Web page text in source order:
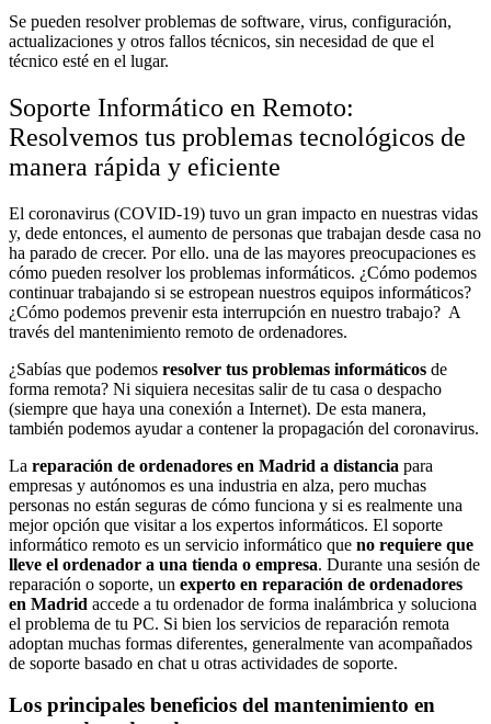
Se pueden resolver problemas de software, virus, configuración,
actualizaciones y otros fallos técnicos, sin necesidad de que el
técnico esté en el lugar.
Soporte Informático en Remoto:
Resolvemos tus problemas tecnológicos de
manera rápida y eficiente
El coronavirus (COVID-19) tuvo un gran impacto en nuestras vidas
y, dede entonces, el aumento de personas que trabajan desde casa no
ha parado de crecer. Por ello. una de las mayores preocupaciones es
cómo pueden resolver los problemas informáticos. ¿Cómo podemos
continuar trabajando si se estropean nuestros equipos informáticos?
¿Cómo podemos prevenir esta interrupción en nuestro trabajo? A
través del mantenimiento remoto de ordenadores.
¿Sabías que podemos resolver tus problemas informáticos de
forma remota? Ni siquiera necesitas salir de tu casa o despacho
(siempre que haya una conexión a Internet). De esta manera,
también podemos ayudar a contener la propagación del coronavirus.
La reparación de ordenadores en Madrid a distancia para
empresas y autónomos es una industria en alza, pero muchas
personas no están seguras de cómo funciona y si es realmente una
mejor opción que visitar a los expertos informáticos. El soporte
informático remoto es un servicio informático que no requiere que
lleve el ordenador a una tienda o empresa. Durante una sesión de
reparación o soporte, un experto en reparación de ordenadores
en Madrid accede a tu ordenador de forma inalámbrica y soluciona
el problema de tu PC. Si bien los servicios de reparación remota
adoptan muchas formas diferentes, generalmente van acompañados
de soporte basado en chat u otras actividades de soporte.
Los principales beneficios del mantenimiento en